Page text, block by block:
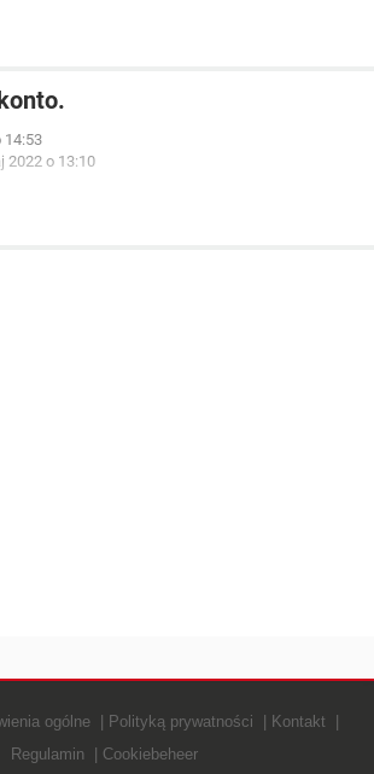
14:53
2022 o 13:10
ogólne Polityką prywatności
Kontakt
Regulamin
Cookiebeheer